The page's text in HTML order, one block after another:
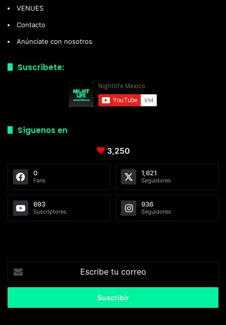
VENUES
Contacto
Anúnciate con nosotros
Suscríbete:
Síguenos en
3,250
0
Fans
1,621
Seguidores
693
Suscriptores
936
Seguidores
tu
correo